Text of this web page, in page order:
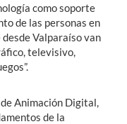
como soporte
de las personas en
Valparaíso van
televisivo,
Animación Digital,
de la